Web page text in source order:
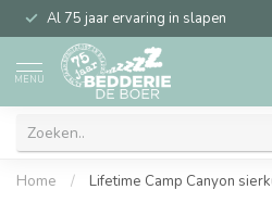
Al 75 jaar ervaring in slapen
MENU
Home / Lifetime Camp Canyon